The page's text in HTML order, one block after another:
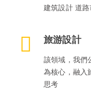
建筑設計 道
旅游設計
該領域，我們
為核心，融入
思考